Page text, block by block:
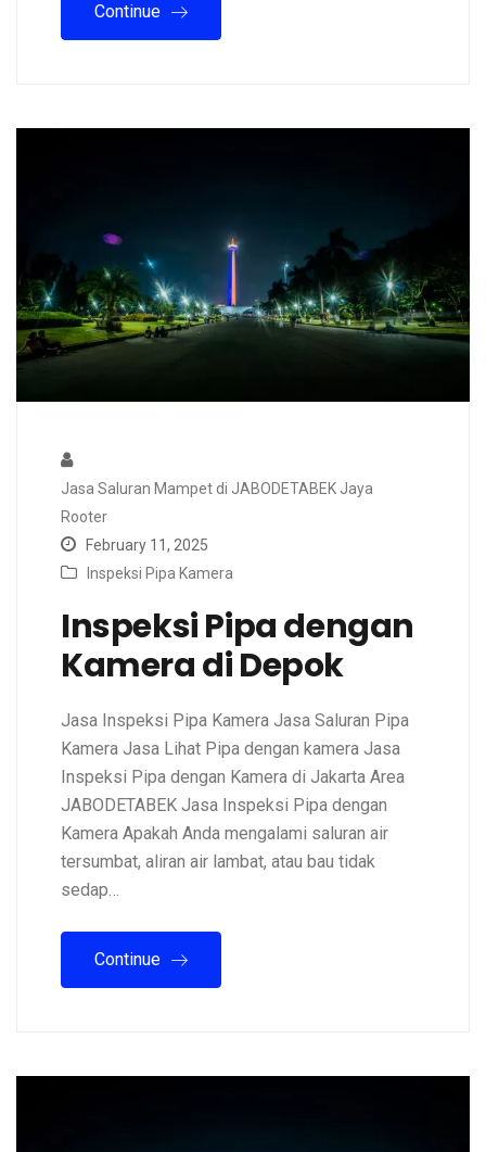
Continue
Jasa Saluran Mampet di JABODETABEK Jaya
Rooter
February 11, 2025
Inspeksi Pipa Kamera
Inspeksi Pipa dengan
Kamera di Depok
Jasa Inspeksi Pipa Kamera Jasa Saluran Pipa
Kamera Jasa Lihat Pipa dengan kamera Jasa
Inspeksi Pipa dengan Kamera di Jakarta Area
JABODETABEK Jasa Inspeksi Pipa dengan
Kamera Apakah Anda mengalami saluran air
tersumbat, aliran air lambat, atau bau tidak
sedap…
Continue